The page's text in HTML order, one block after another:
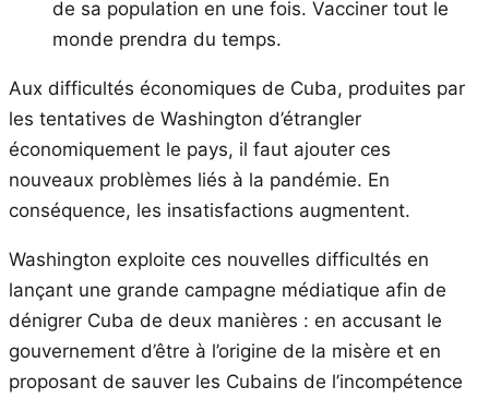
de sa population en une fois. Vacciner tout le
monde prendra du temps.
Aux difficultés économiques de Cuba, produites par
les tentatives de Washington d’étrangler
économiquement le pays, il faut ajouter ces
nouveaux problèmes liés à la pandémie. En
conséquence, les insatisfactions augmentent.
Washington exploite ces nouvelles difficultés en
lançant une grande campagne médiatique afin de
dénigrer Cuba de deux manières : en accusant le
gouvernement d’être à l’origine de la misère et en
proposant de sauver les Cubains de l’incompétence